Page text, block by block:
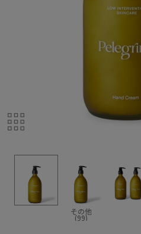
その他
(99)